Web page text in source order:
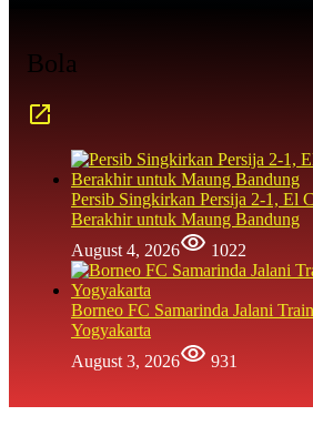
Bola
Persib Singkirkan Persija 2-1, El
Berakhir untuk Maung Bandung
August 4, 2026
1022
Borneo FC Samarinda Jalani
Yogyakarta
August 3, 2026
931